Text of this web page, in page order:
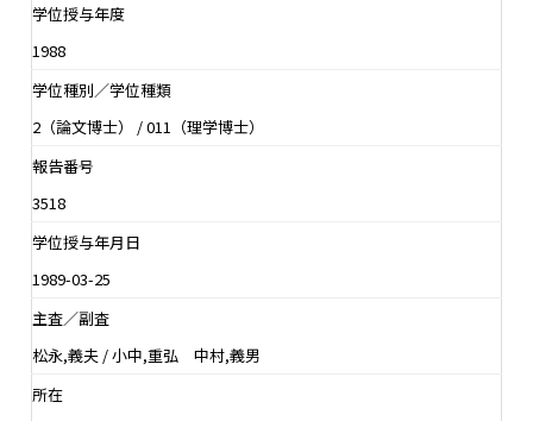
学位授与年度
1988
学位種別／学位種類
2（論文博士） / 011（理学博士）
報告番号
3518
学位授与年月日
1989-03-25
主査／副査
松永,義夫 / 小中,重弘 中村,義男
所在